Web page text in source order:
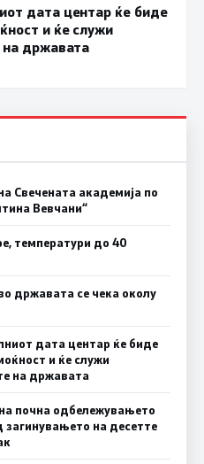
дата центар ќе биде
и ќе служи
на државата
Свечената академија по
Вевчани“
температури до 40
државата се чека околу
дата центар ќе биде
и ќе служи
на државата
почна одбележувањето
на десетте